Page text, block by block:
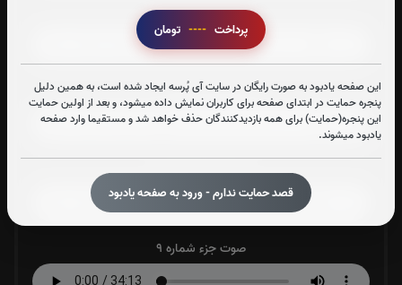
پرداخت ----
این صفحه یادبود به صورت رایگان در سایت آی پُرسه ایجاد شده است، به همین دلیل
پنجره حمایت در ابتدای صفحه برای کاربران نمایش داده میشود، و بعد از اولین حمایت
این پنجره(حمایت) برای همه بازدیدکنندگان حذف خواهد شد و مستقیما وارد صفحه
یادبود میشوند.
قصد حمایت ندارم - ورود به صفحه یادبود
صوت جزء شماره 6
صوت جزء شماره 7
صوت جزء شماره 8
صوت جزء شماره 9